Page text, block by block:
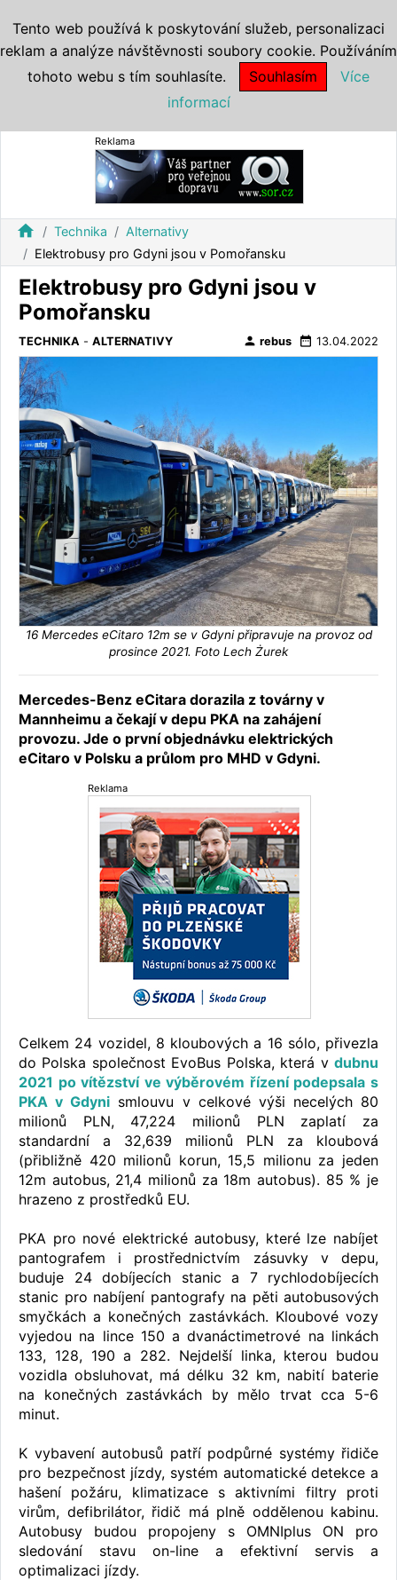
Reklama
home Technika
Alternativy
Elektrobusy pro Gdyni jsou v Pomořansku
Elektrobusy pro Gdyni jsou v
Pomořansku
TECHNIKA - ALTERNATIVY person rebus date_range 13.04.2022
16 Mercedes eCitaro 12m se v Gdyni připravuje na provoz od
prosince 2021. Foto Lech Żurek
Mercedes-Benz eCitara dorazila z továrny v
Mannheimu a čekají v depu PKA na zahájení
provozu. Jde o první objednávku elektrických
eCitaro v Polsku a průlom pro MHD v Gdyni.
Reklama
Celkem 24 vozidel, 8 kloubových a 16 sólo, přivezla
do Polska společnost EvoBus Polska, která v dubnu
2021 po vítězství ve výběrovém řízení podepsala s
PKA v Gdyni smlouvu v celkové výši necelých 80
milionů PLN, 47,224 milionů PLN zaplatí za
standardní a 32,639 milionů PLN za kloubová
(přibližně 420 milionů korun, 15,5 milionu za jeden
12m autobus, 21,4 milionů za 18m autobus). 85 % je
hrazeno z prostředků EU.
PKA pro nové elektrické autobusy, které lze nabíjet
pantografem i prostřednictvím zásuvky v depu,
buduje 24 dobíjecích stanic a 7 rychlodobíjecích
stanic pro nabíjení pantografy na pěti autobusových
smyčkách a konečných zastávkách. Kloubové vozy
vyjedou na lince 150 a dvanáctimetrové na linkách
133, 128, 190 a 282. Nejdelší linka, kterou budou
vozidla obsluhovat, má délku 32 km, nabití baterie
na konečných zastávkách by mělo trvat cca 5-6
minut.
K vybavení autobusů patří podpůrné systémy řidiče
pro bezpečnost jízdy, systém automatické detekce a
hašení požáru, klimatizace s aktivními filtry proti
virům, defibrilátor, řidič má plně oddělenou kabinu.
Autobusy budou propojeny s OMNIplus ON pro
sledování stavu on-line a efektivní servis a
optimalizaci jízdy.
Tento web používá k poskytování služeb, personalizaci
reklam a analýze návštěvnosti soubory cookie. Používáním
tohoto webu s tím souhlasíte.
Souhlasím
Více
informací